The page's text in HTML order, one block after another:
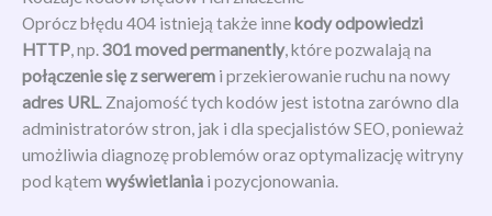
Oprócz błędu 404 istnieją także innekody odpowiedzi
HTTP , np. 301 moved permanently, które pozwalają na
połączenie się z serwerem i przekierowanie ruchu na nowy
adres URL
. Znajomość tych kodów jest istotna zarówno dla
administratorów stron, jak i dla specjalistów SEO, ponieważ
umożliwia diagnozę problemów oraz optymalizację witryny
pod kątem wyświetlania i pozycjonowania.